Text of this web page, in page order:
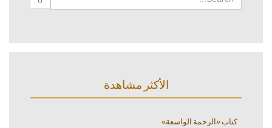
الأكثر مشاهدة
كتاب «الرحمة الواسعة»